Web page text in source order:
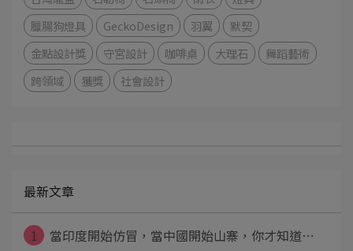
臘腸狗燈具
GeckoDesign 羽翼
默契
金點設計獎
守宮設計 咖啡桌 大理石
舞蹈藝術
跨領域
獲獎 社會設計
最新文章
1
當印度開始仿冒，當中國開始山寨，你才知道⋯